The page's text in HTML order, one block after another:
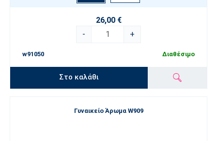
26,00 €
-
+
w91050 Διαθέσιμο
Στο καλάθι
Γυναικείο Άρωμα W909